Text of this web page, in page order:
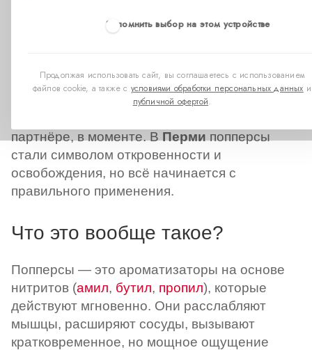
Запомнить выбор на этом устройстве
Продолжая использовать сайт, вы соглашаетесь с использованием
файлов cookie, а также с условиями обработки персональных данных и
публичной офертой.
важен каждый нюанс.
инструмент, меняющий
восприятие. Вдох, и ты уже
партнёре, в моменте. В Перми попперсы
стали символом откровенности и
освобождения, но всё начинается с
правильного применения.
Что это вообще такое?
Попперсы — это ароматизаторы на основе
нитритов (амил, бутил, пропил), которые
действуют мгновенно. Они расслабляют
мышцы, расширяют сосуды, вызывают
кратковременное, но мощное ощущение